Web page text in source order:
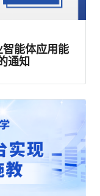
能体应用能
通知